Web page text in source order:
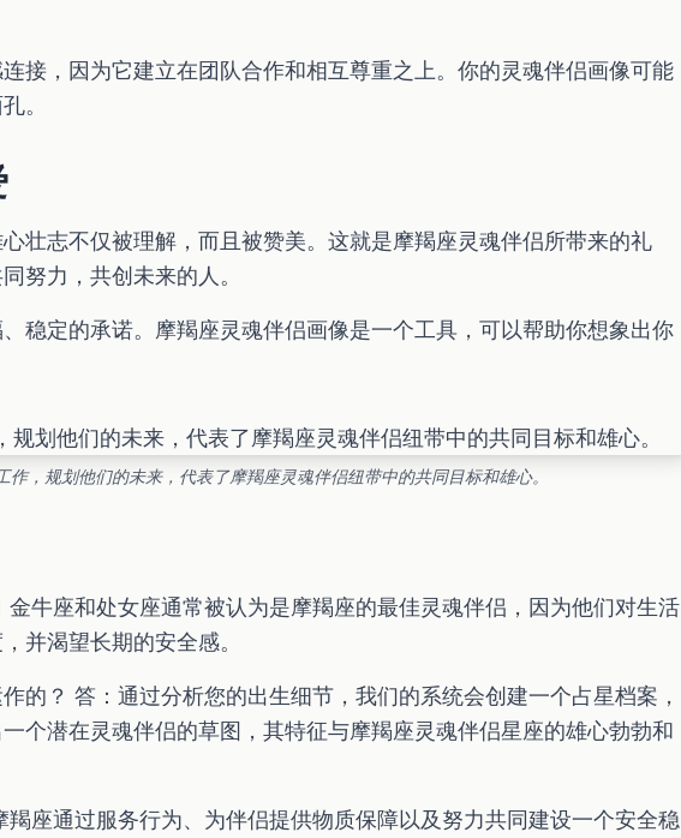
接，因为它建立在团队合作和相互尊重之上。你的灵魂伴侣画像可能
。
壮志不仅被理解，而且被赞美。这就是摩羯座灵魂伴侣所带来的礼
努力，共创未来的人。
稳定的承诺。摩羯座灵魂伴侣画像是一个工具，可以帮助你想象出你
作，规划他们的未来，代表了摩羯座灵魂伴侣纽带中的共同目标和雄心。
牛座和处女座通常被认为是摩羯座的最佳灵魂伴侣，因为他们对生活
并渴望长期的安全感。
的？ 答：通过分析您的出生细节，我们的系统会创建一个占星档案，
个潜在灵魂伴侣的草图，其特征与摩羯座灵魂伴侣星座的雄心勃勃和
座通过服务行为、为伴侣提供物质保障以及努力共同建设一个安全稳